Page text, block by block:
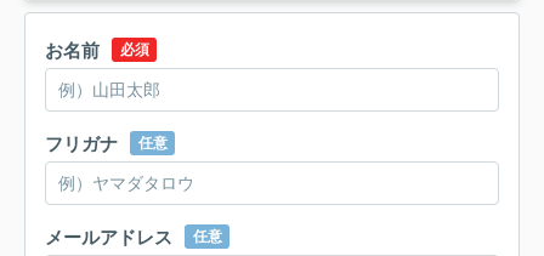
お名前 必須
フリガナ 任意
メールアドレス 任意